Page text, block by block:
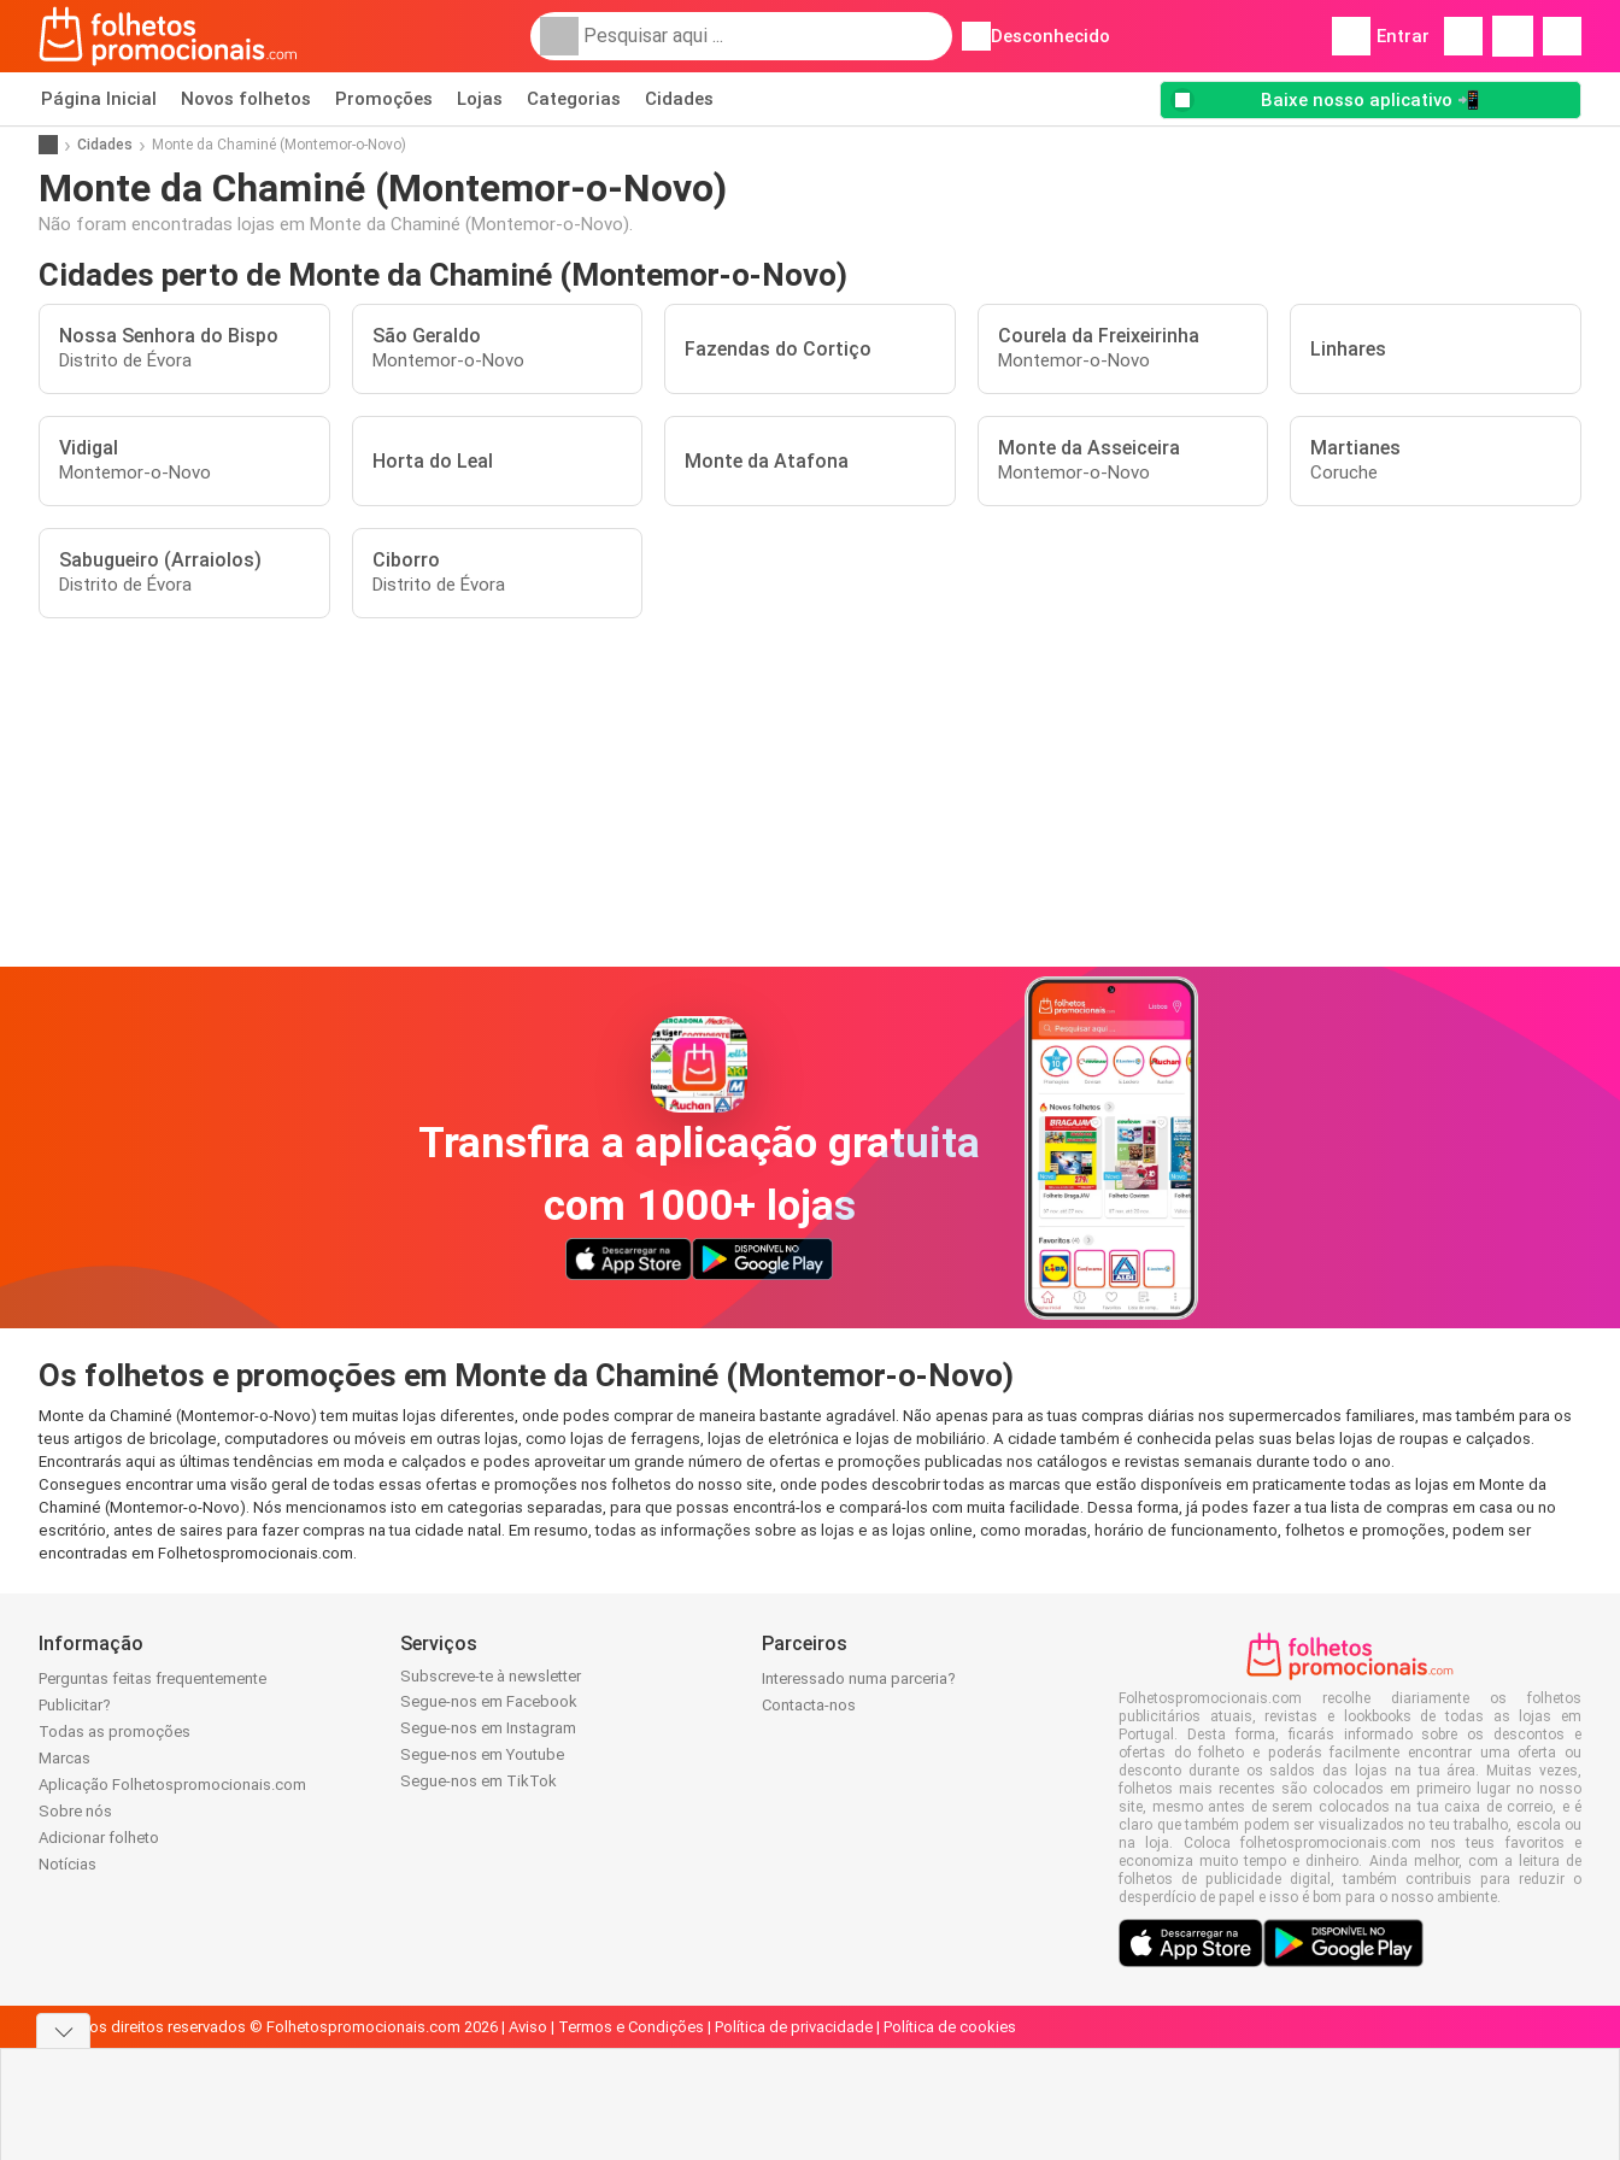
Desconhecido Entrar
Página Inicial Novos folhetos Promoções Lojas Categorias Cidades Baixe nosso aplicativo 📲
Cidades Monte da Chaminé (Montemor-o-Novo)
Monte da Chaminé (Montemor-o-Novo)
Não foram encontradas lojas em Monte da Chaminé (Montemor-o-Novo).
Cidades perto de Monte da Chaminé (Montemor-o-Novo)
Nossa Senhora do Bispo
Distrito de Évora
São Geraldo
Montemor-o-Novo Fazendas do Cortiço
Courela da Freixeirinha
Montemor-o-Novo Linhares
Vidigal
Montemor-o-Novo Horta do Leal Monte da Atafona
Monte da Asseiceira
Montemor-o-Novo
Martianes
Coruche
Sabugueiro (Arraiolos)
Distrito de Évora
Ciborro
Distrito de Évora
Transfira a aplicação gratuita
com 1000+ lojas
Os folhetos e promoções em Monte da Chaminé (Montemor-o-Novo)
Monte da Chaminé (Montemor-o-Novo) tem muitas lojas diferentes, onde podes comprar de maneira bastante agradável. Não apenas para as tuas compras diárias nos supermercados familiares, mas também para os
teus artigos de bricolage, computadores ou móveis em outras lojas, como lojas de ferragens, lojas de eletrónica e lojas de mobiliário. A cidade também é conhecida pelas suas belas lojas de roupas e calçados.
Encontrarás aqui as últimas tendências em moda e calçados e podes aproveitar um grande número de ofertas e promoções publicadas nos catálogos e revistas semanais durante todo o ano.
Consegues encontrar uma visão geral de todas essas ofertas e promoções nos folhetos do nosso site, onde podes descobrir todas as marcas que estão disponíveis em praticamente todas as lojas em Monte da
Chaminé (Montemor-o-Novo). Nós mencionamos isto em categorias separadas, para que possas encontrá-los e compará-los com muita facilidade. Dessa forma, já podes fazer a tua lista de compras em casa ou no
escritório, antes de saires para fazer compras na tua cidade natal. Em resumo, todas as informações sobre as lojas e as lojas online, como moradas, horário de funcionamento, folhetos e promoções, podem ser
encontradas em Folhetospromocionais.com.
Informação
Perguntas feitas frequentemente
Publicitar?
Todas as promoções
Marcas
Aplicação Folhetospromocionais.com
Sobre nós
Adicionar folheto
Notícias
Serviços
Subscreve-te à newsletter
Segue-nos em Facebook
Segue-nos em Instagram
Segue-nos em Youtube
Segue-nos em TikTok
Parceiros
Interessado numa parceria?
Contacta-nos
Folhetospromocionais.com recolhe diariamente os folhetos
publicitários atuais, revistas e lookbooks de todas as lojas em
Portugal. Desta forma, ficarás informado sobre os descontos e
ofertas do folheto e poderás facilmente encontrar uma oferta ou
desconto durante os saldos das lojas na tua área. Muitas vezes,
folhetos mais recentes são colocados em primeiro lugar no nosso
site, mesmo antes de serem colocados na tua caixa de correio, e é
claro que também podem ser visualizados no teu trabalho, escola ou
na loja. Coloca folhetospromocionais.com nos teus favoritos e
economiza muito tempo e dinheiro. Ainda melhor, com a leitura de
folhetos de publicidade digital, também contribuis para reduzir o
desperdício de papel e isso é bom para o nosso ambiente.
Todos os direitos reservados © Folhetospromocionais.com 2026 | Aviso | Termos e Condições | Política de privacidade | Política de cookies